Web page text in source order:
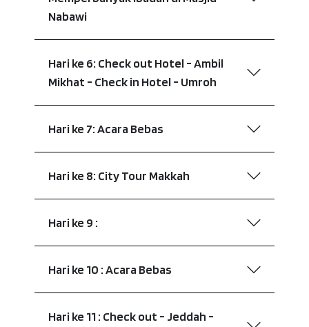
Nabawi
Hari ke 6: Check out Hotel - Ambil
Mikhat - Check in Hotel - Umroh
Hari ke 7: Acara Bebas
Hari ke 8: City Tour Makkah
Hari ke 9 :
Hari ke 10 : Acara Bebas
Hari ke 11 : Check out - Jeddah -